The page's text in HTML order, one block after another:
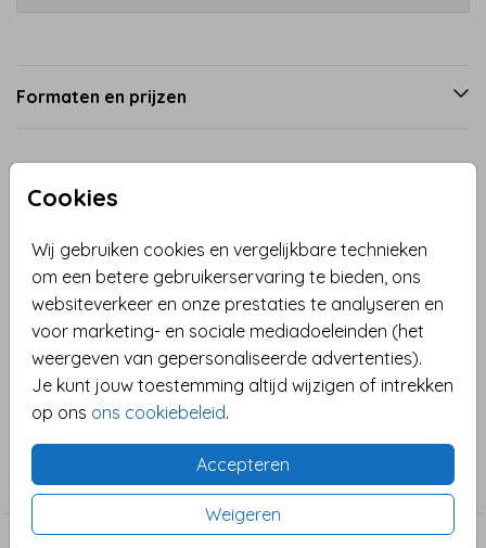
Cookies
Wij gebruiken cookies en vergelijkbare technieken
om een betere gebruikerservaring te bieden, ons
websiteverkeer en onze prestaties te analyseren en
voor marketing- en sociale mediadoeleinden (het
weergeven van gepersonaliseerde advertenties).
Je kunt jouw toestemming altijd wijzigen of intrekken
op ons ons cookiebeleid.
Accepteren
Weigeren
Formaten en prijzen
Productinformatie
Omschrijving
Een geboortekaartje met witte madeliefjes, kleine
hartjes en een naam in echte goudfolie. De warme
bruintinten gecombineerd met ronde hoeken en
goudfolie details geven het kaartje een rustig en
stijlvol geheel. De bloemhartjes zijn ook gedrukt in
goudfolie. Het kaartje is volledig aan te passen met
jullie eigen naam, datum en gegevens.
Toon meer
Collectie
Meisje geboortekaartjes